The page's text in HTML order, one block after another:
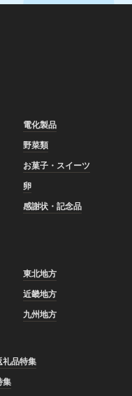
電化製品
野菜類
お菓子・スイーツ
卵
感謝状・記念品
東北地方
近畿地方
九州地方
礼品特集
集